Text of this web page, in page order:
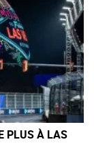
PLUS À LAS